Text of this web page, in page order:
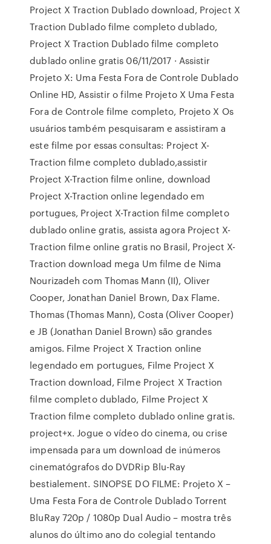
Project X Traction Dublado download, Project X
Traction Dublado filme completo dublado,
Project X Traction Dublado filme completo
dublado online gratis 06/11/2017 · Assistir
Projeto X: Uma Festa Fora de Controle Dublado
Online HD, Assistir o filme Projeto X Uma Festa
Fora de Controle filme completo, Projeto X Os
usuários também pesquisaram e assistiram a
este filme por essas consultas: Project X-
Traction filme completo dublado,assistir
Project X-Traction filme online, download
Project X-Traction online legendado em
portugues, Project X-Traction filme completo
dublado online gratis, assista agora Project X-
Traction filme online gratis no Brasil, Project X-
Traction download mega Um filme de Nima
Nourizadeh com Thomas Mann (II), Oliver
Cooper, Jonathan Daniel Brown, Dax Flame.
Thomas (Thomas Mann), Costa (Oliver Cooper)
e JB (Jonathan Daniel Brown) são grandes
amigos. Filme Project X Traction online
legendado em portugues, Filme Project X
Traction download, Filme Project X Traction
filme completo dublado, Filme Project X
Traction filme completo dublado online gratis.
project+x. Jogue o vídeo do cinema, ou crise
impensada para um download de inúmeros
cinematógrafos do DVDRip Blu-Ray
bestialement. SINOPSE DO FILME: Projeto X –
Uma Festa Fora de Controle Dublado Torrent
BluRay 720p / 1080p Dual Audio – mostra três
alunos do último ano do colegial tentando